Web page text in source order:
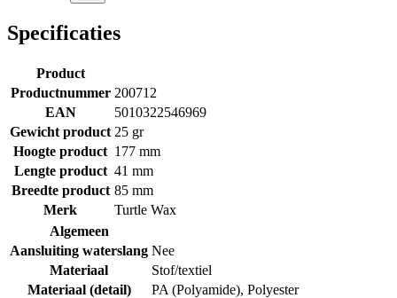
Specificaties
Product
Productnummer 200712
EAN
5010322546969
Gewicht product 25 gr
Hoogte product 177 mm
Lengte product 41 mm
Breedte product 85 mm
Merk
Turtle Wax
Algemeen
Aansluiting waterslang Nee
Materiaal
Stof/textiel
Materiaal (detail)
PA (Polyamide), Polyester